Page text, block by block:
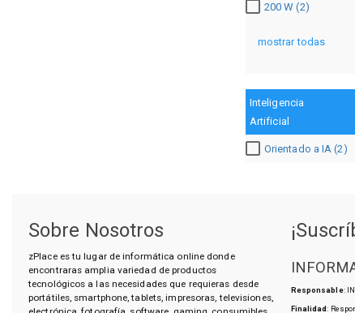
200 W (2)
mostrar todas
Inteligencia
Artificial
Orientado a IA (2)
Sobre Nosotros
zPlace es tu lugar de informática online donde
encontraras amplia variedad de productos
tecnológicos a las necesidades que requieras desde
portátiles, smartphone, tablets, impresoras, televisiones,
Responsable:
Finalidad: